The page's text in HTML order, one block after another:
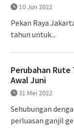
10 Jun 2022
Pekan Raya
tahun untuk...
Perubahan
Awal Juni
31 Mei 2022
Sehubungan
perluasan ganjil